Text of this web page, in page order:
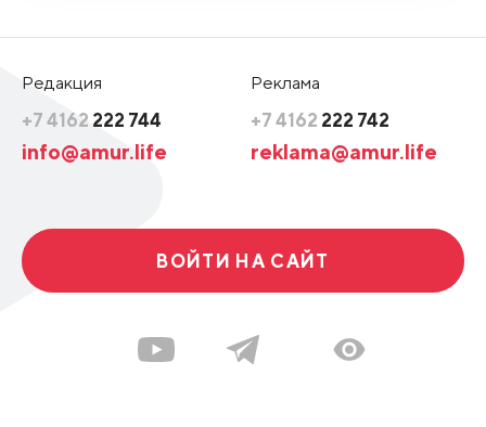
Редакция
+7 4162 222 744
info@amur.life
Реклама
+7 4162 222 742
reklama@amur.life
ВОЙТИ НА САЙТ